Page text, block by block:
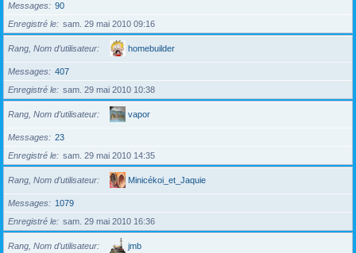
Messages
90
Enregistré le
sam. 29 mai 2010 09:16
Rang, Nom d’utilisateur homebuilder
Messages
407
Enregistré le
sam. 29 mai 2010 10:38
Rang, Nom d’utilisateur vapor
Messages
23
Enregistré le
sam. 29 mai 2010 14:35
Rang, Nom d’utilisateur Minicékoi_et_Jaquie
Messages
1079
Enregistré le
sam. 29 mai 2010 16:36
Rang, Nom d’utilisateur jmb